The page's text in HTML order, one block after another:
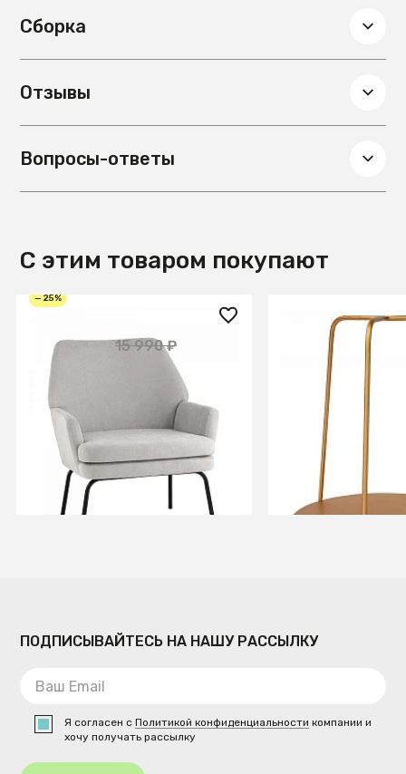
Сборка
Отзывы
Вопросы-ответы
С этим товаром покупают
— 25%
11 990 ₽
15 990 ₽
Кресло Харви светло-серый
9 230 ₽
Приставной
0.38x0.3x0.4м
ПОДПИСЫВАЙТЕСЬ НА НАШУ РАССЫЛКУ
Я согласен сПолитикой конфиденциальности компании и
хочу получать рассылку